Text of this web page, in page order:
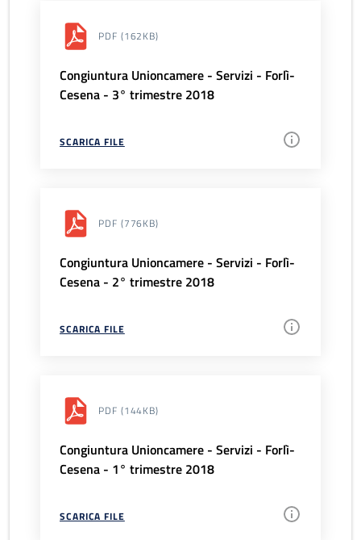
PDF (162KB)
Congiuntura Unioncamere - Servizi - Forlì-
Cesena - 3° trimestre 2018
SCARICA FILE
PDF (776KB)
Congiuntura Unioncamere - Servizi - Forlì-
Cesena - 2° trimestre 2018
SCARICA FILE
PDF (144KB)
Congiuntura Unioncamere - Servizi - Forlì-
Cesena - 1° trimestre 2018
SCARICA FILE